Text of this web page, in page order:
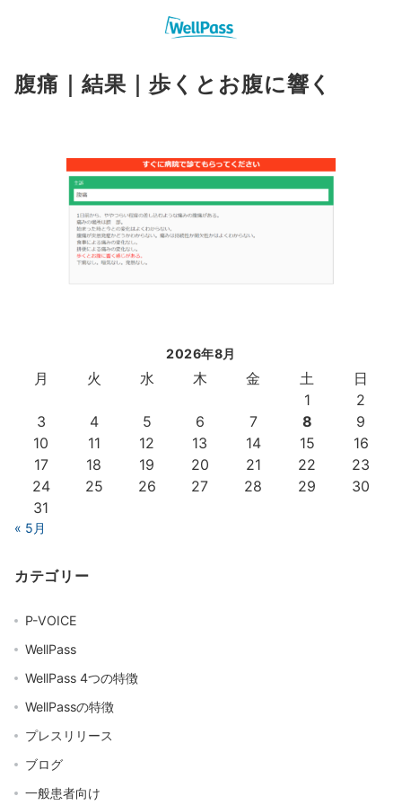
腹痛｜結果｜歩くとお腹に響く
2026年8月
月 火 水 木 金 土
日
1
2
3
4 5 6 7 8
9
10
11 12 13 14 15
16
17
18 19 20 21 22
23
24
25 26 27 28 29
30
31
« 5月
カテゴリー
P-VOICE
WellPass
WellPass 4つの特徴
WellPassの特徴
プレスリリース
ブログ
一般患者向け